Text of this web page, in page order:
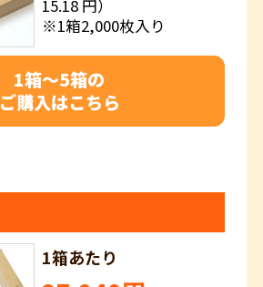
15.18 円）
※1箱2,000枚入り
1箱～5箱の
ご購入はこちら
1箱あたり